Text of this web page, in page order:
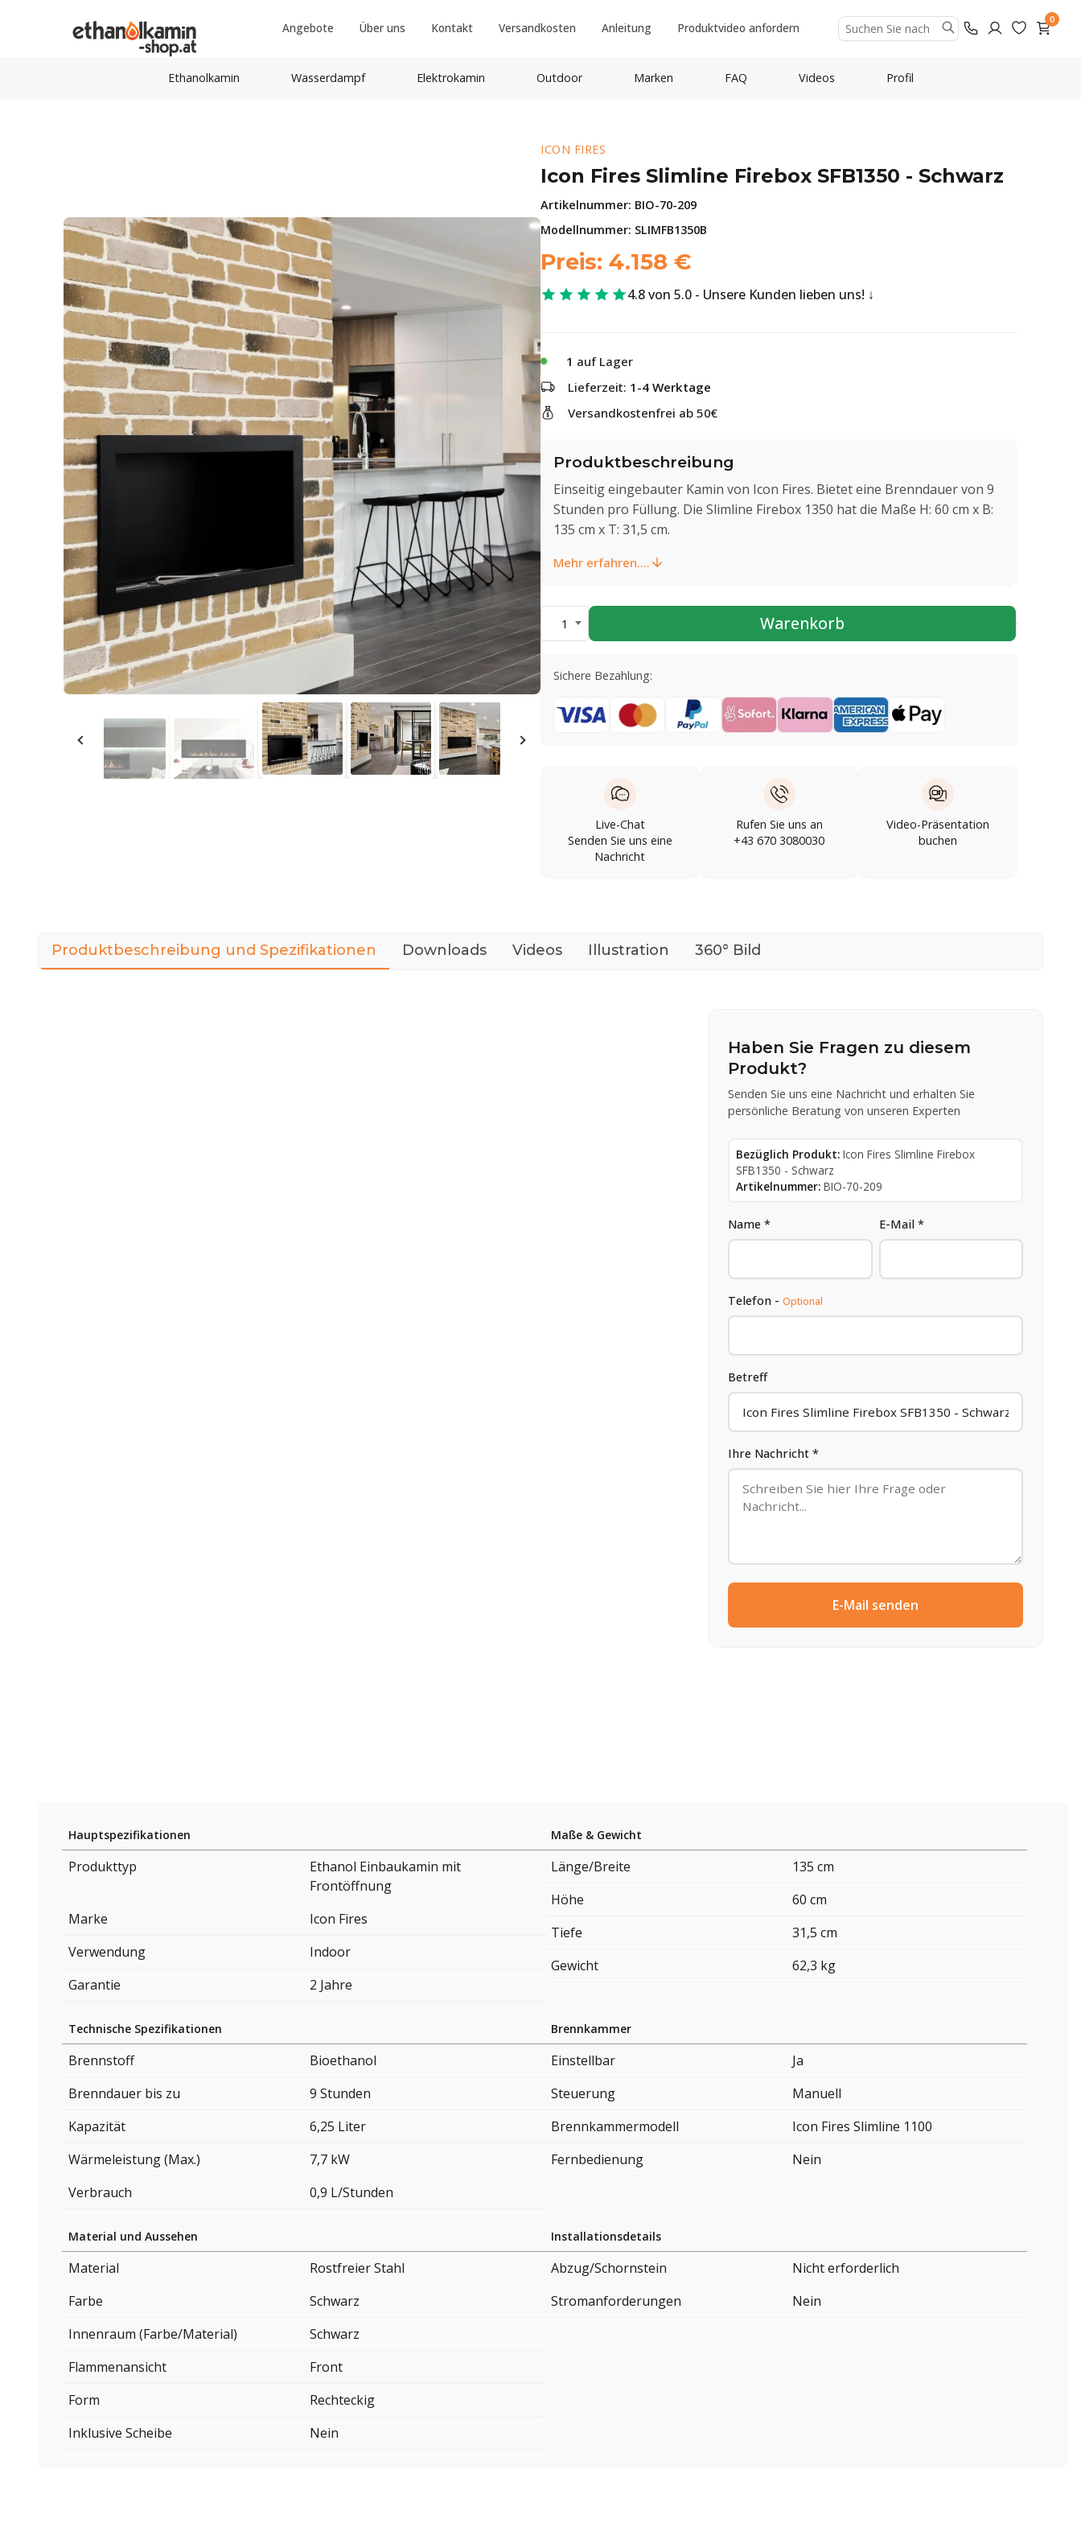
Angebote Über uns Kontakt Versandkosten Anleitung Produktvideo anfordern
0
Ethanolkamin Wasserdampf Elektrokamin Outdoor Marken FAQ Videos Profil
ICON FIRES
Icon Fires Slimline Firebox SFB1350 - Schwarz
Artikelnummer: BIO-70-209
Modellnummer: SLIMFB1350B
Preis: 4.158 €
4.8 von 5.0 - Unsere Kunden lieben uns!
1 auf Lager
Lieferzeit: 1-4 Werktage
Versandkostenfrei ab 50€
Produktbeschreibung
Einseitig eingebauter Kamin von Icon Fires. Bietet eine Brenndauer von 9
Stunden pro Füllung. Die Slimline Firebox 1350 hat die Maße H: 60 cm x B:
135 cm x T: 31,5 cm.
Mehr erfahren....
1 Warenkorb
Sichere Bezahlung:
Live-Chat
Senden Sie uns eine
Nachricht
Rufen Sie uns an
+43 670 3080030
Video-Präsentation
buchen
Produktbeschreibung und Spezifikationen Downloads Videos Illustration 360° Bild
Haben Sie Fragen zu diesem
Produkt?
Senden Sie uns eine Nachricht und erhalten Sie
persönliche Beratung von unseren Experten
Bezüglich Produkt: Icon Fires Slimline Firebox
SFB1350 - Schwarz
Artikelnummer: BIO-70-209
Name * E-Mail *
Telefon -Optional
Betreff
Ihre Nachricht *
E-Mail senden
Hauptspezifikationen
Produkttyp
Ethanol Einbaukamin mit
Frontöffnung
Marke
Icon Fires
Verwendung
Indoor
Garantie
2 Jahre
Maße & Gewicht
Länge/Breite
135 cm
Höhe
60 cm
Tiefe
31,5 cm
Gewicht
62,3 kg
Technische Spezifikationen
Brennstoff
Bioethanol
Brenndauer bis zu
9 Stunden
Kapazität
6,25 Liter
Wärmeleistung (Max.)
7,7 kW
Verbrauch
0,9 L/Stunden
Brennkammer
Einstellbar
Ja
Steuerung
Manuell
Brennkammermodell
Icon Fires Slimline 1100
Fernbedienung
Nein
Material und Aussehen
Material
Rostfreier Stahl
Farbe
Schwarz
Innenraum (Farbe/Material)
Schwarz
Flammenansicht
Front
Form
Rechteckig
Inklusive Scheibe
Nein
Installationsdetails
Abzug/Schornstein
Nicht erforderlich
Stromanforderungen
Nein